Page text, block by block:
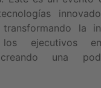
la
ejecutivos
una